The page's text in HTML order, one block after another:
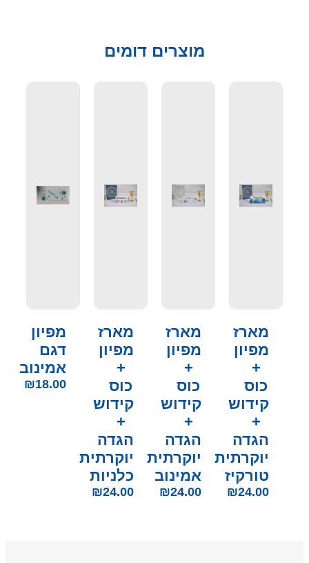
מוצרים דומים
מארז
מפיון
+
כוס
קידוש
+
הגדה
יוקרתית
טורקיז
₪24.00
מארז
מפיון
+
כוס
קידוש
+
הגדה
יוקרתית
אמינוב
₪24.00
מארז
מפיון
+
כוס
קידוש
+
הגדה
יוקרתית
כלניות
₪24.00
מפיון
דגם
אמינוב
₪18.00